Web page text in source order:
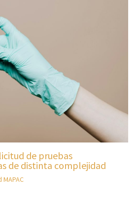
de pruebas
de distinta complejidad
MAPAC